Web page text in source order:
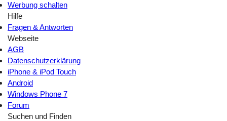
Werbung schalten
Hilfe
Fragen & Antworten
Webseite
AGB
Datenschutzerklärung
iPhone & iPod Touch
Android
Windows Phone 7
Forum
Suchen und Finden